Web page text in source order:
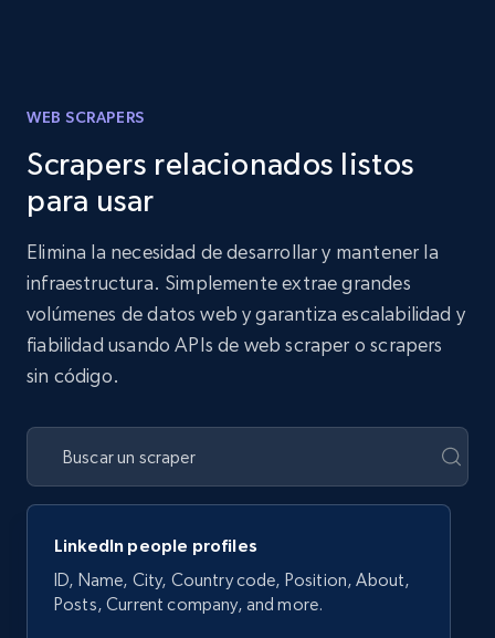
WEB SCRAPERS
Scrapers relacionados listos
para usar
Elimina la necesidad de desarrollar y mantener la
infraestructura. Simplemente extrae grandes
volúmenes de datos web y garantiza escalabilidad y
fiabilidad usando APIs de web scraper o scrapers
sin código.
LinkedIn people profiles
ID, Name, City, Country code, Position, About,
Posts, Current company, and more.